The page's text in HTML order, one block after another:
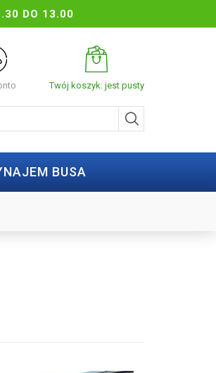
DO 13.00
Twój koszyk: jest pusty
BUSA